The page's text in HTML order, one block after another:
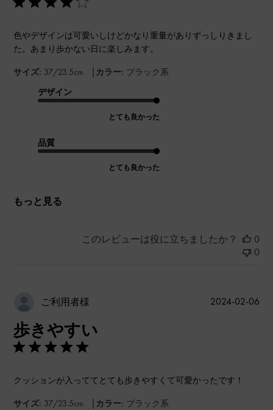
色やデザインは可愛いしけどかなり重量がありずっしりきまし
た。あまり歩かない日に楽しみます。
サイズ: 37/23.5cm | カラー: ブラック系
デザイン
とても良かった
品質
とても良かった
もっと見る
このレビューは役に立ちましたか？
0
0
ご利用者様
歩きやすい
クッションが入っててとても歩きやすくて可愛かったです！
サイズ: 37/23.5cm | カラー: ブラック系
公
2024-02-06